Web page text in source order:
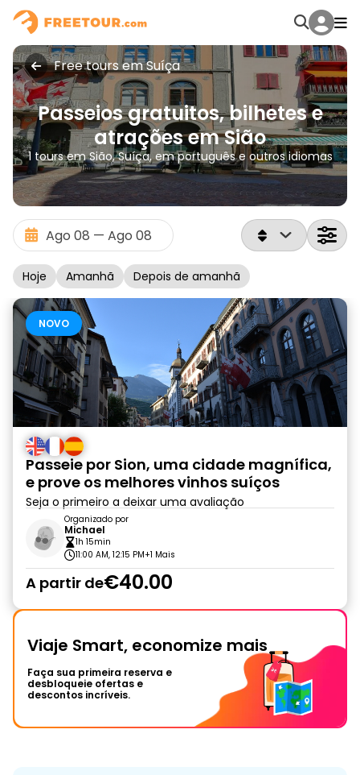
Free tours em Suíça
Passeios gratuitos, bilhetes e
atrações em Sião
1 tours em Sião, Suíça, em português e outros idiomas
Hoje Amanhã Depois de amanhã
NOVO
Passeie por Sion, uma cidade magnífica,
e prove os melhores vinhos suíços
Seja o primeiro a deixar uma avaliação
Organizado por
Michael
1h 15min
11:00 AM, 12:15 PM+1 Mais
A partir de€40.00
Viaje Smart, economize mais
Faça sua primeira reserva e
desbloqueie ofertas e
descontos incríveis.